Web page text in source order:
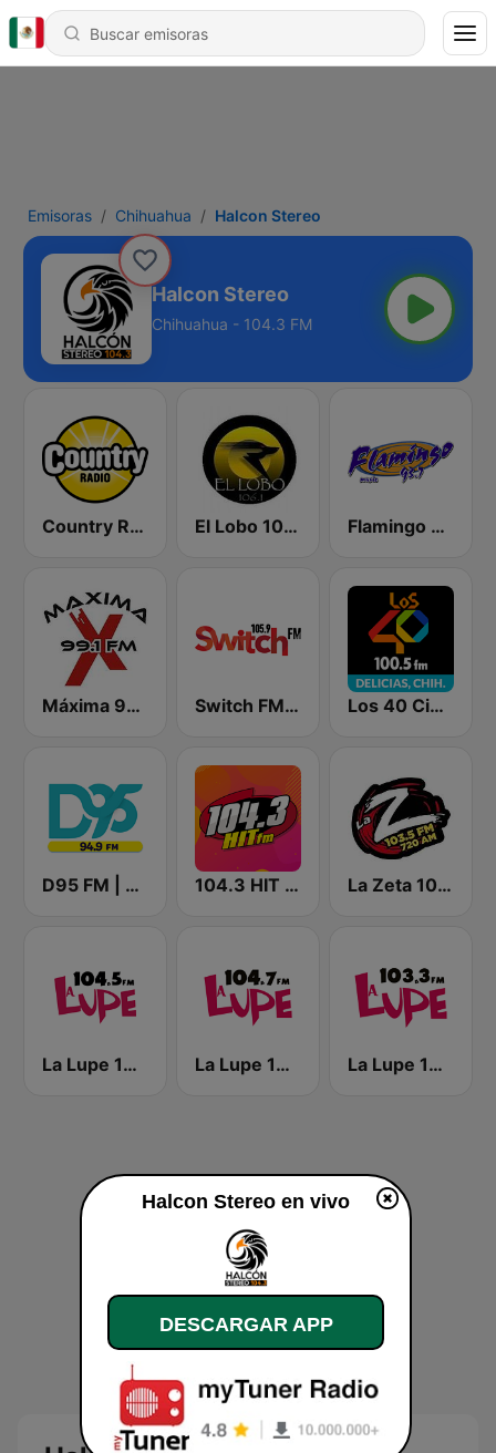
Emisoras Chihuahua Halcon Stereo
Halcon Stereo
Chihuahua - 104.3 FM
Country Radio El Lobo 106.1 FM Flamingo Stereo
Máxima 99.1 FM Switch FM 105.9 Los 40 Ciudad Delicias
D95 FM | Chihuahua 104.3 HIT FM La Zeta 103.5 FM
La Lupe 104.5 FM La Lupe 104.7 FM La Lupe 103.3 FM
Halcon Stereo en vivo
DESCARGAR APP